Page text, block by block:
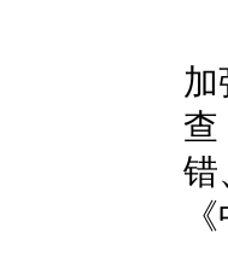
查
错